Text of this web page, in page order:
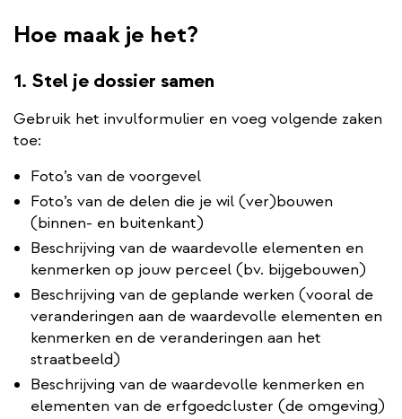
Hoe maak je het?
1. Stel je dossier samen
Gebruik het invulformulier en voeg volgende zaken
toe:
Foto’s van de voorgevel
Foto’s van de delen die je wil (ver)bouwen
(binnen- en buitenkant)
Beschrijving van de waardevolle elementen en
kenmerken op jouw perceel (bv. bijgebouwen)
Beschrijving van de geplande werken (vooral de
veranderingen aan de waardevolle elementen en
kenmerken en de veranderingen aan het
straatbeeld)
Beschrijving van de waardevolle kenmerken en
elementen van de erfgoedcluster (de omgeving)